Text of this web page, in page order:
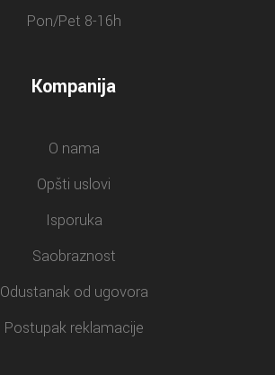
Pon/Pet 8-16h
Kompanija
O nama
Opšti uslovi
Isporuka
Saobraznost
Odustanak od ugovora
Postupak reklamacije